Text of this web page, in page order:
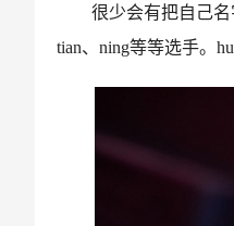
很少会有把自己
tian、ning等等选手。